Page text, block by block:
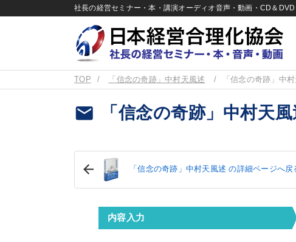
社長の経営セミナー・本・講演オーディオ音声・動画・CD＆
TOP 「信念の奇跡」中村天風述 「信念の奇跡」中
email 「信念の奇跡」中村天
「信念の奇跡」中村天風述 の詳細ページへ戻
内容入力